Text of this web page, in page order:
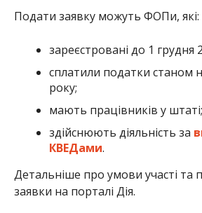
Подати заявку можуть ФОПи, які:
зареєстровані до 1 грудня
сплатили податки станом
року;
мають працівників у штаті;
здійснюють діяльність за
КВЕДами.
Детальніше про умови участі та
заявки на порталі Дія.